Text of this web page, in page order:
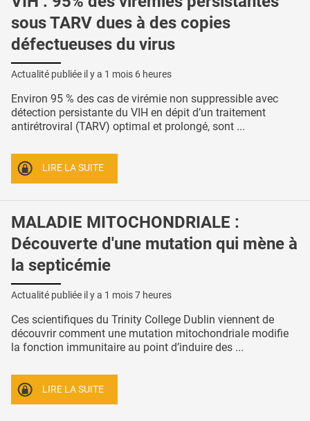
sous TARV dues à des copies
défectueuses du virus
Actualité publiée il y a 1 mois 6 heures
Environ 95 % des cas de virémie non suppressible avec
détection persistante du VIH en dépit d’un traitement
antirétroviral (TARV) optimal et prolongé, sont ...
LIRE LA SUITE
MALADIE MITOCHONDRIALE :
Découverte d'une mutation qui mène à
la septicémie
Actualité publiée il y a 1 mois 7 heures
Ces scientifiques du Trinity College Dublin viennent de
découvrir comment une mutation mitochondriale modifie
la fonction immunitaire au point d’induire des ...
LIRE LA SUITE